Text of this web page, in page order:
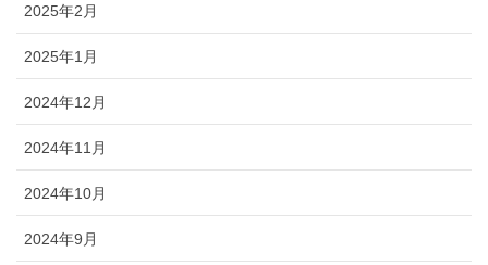
2025年2月
2025年1月
2024年12月
2024年11月
2024年10月
2024年9月